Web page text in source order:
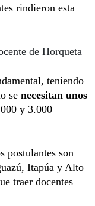
rindieron esta
de Horqueta
teniendo
se necesitan unos
y 3.000
postulantes son
Itapúa y Alto
traer docentes